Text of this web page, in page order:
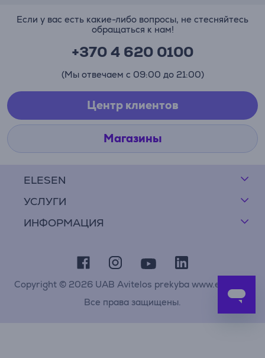
ELESEN
УСЛУГИ
ИНФОРМАЦИЯ
Если у вас есть какие-либо вопросы, не стесняйтесь
обращаться к нам!
+370 4 620 0100
(Мы отвечаем с 09:00 до 21:00)
Центр клиентов
Магазины
Copyright © 2026 UAB Avitelos prekyba www.elesen.lt
Все права защищены.